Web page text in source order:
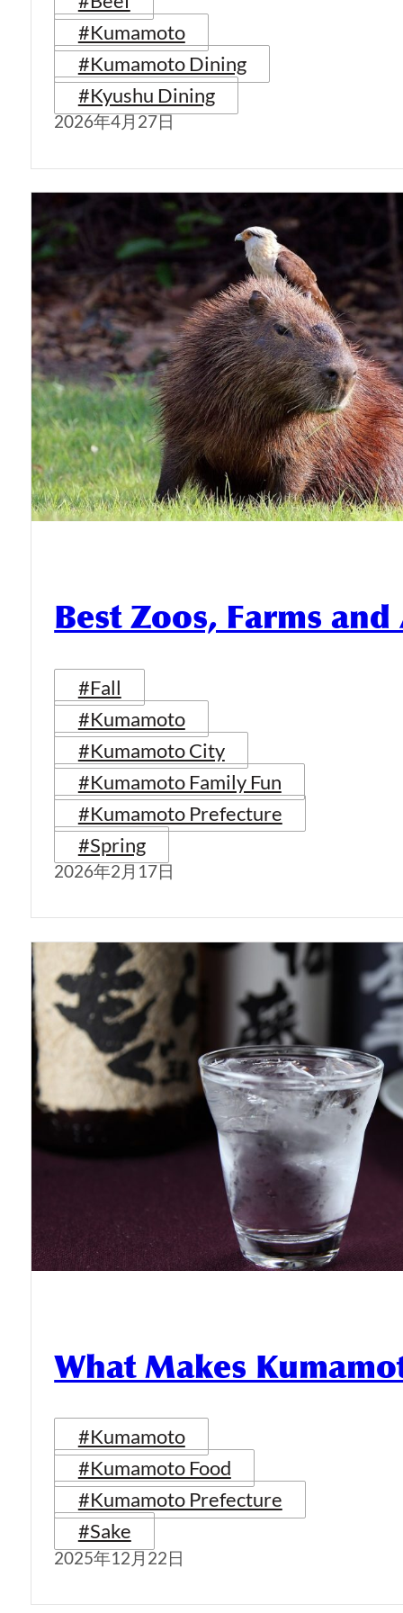
#Kumamoto
#Kumamoto Dining
#Kyushu Dining
2026年4月27日
Best Zoos, Farms
#Fall
#Kumamoto
#Kumamoto City
#Kumamoto Family Fun
#Kumamoto Prefecture
#Spring
2026年2月17日
What Makes
#Kumamoto
#Kumamoto Food
#Kumamoto Prefecture
#Sake
2025年12月22日